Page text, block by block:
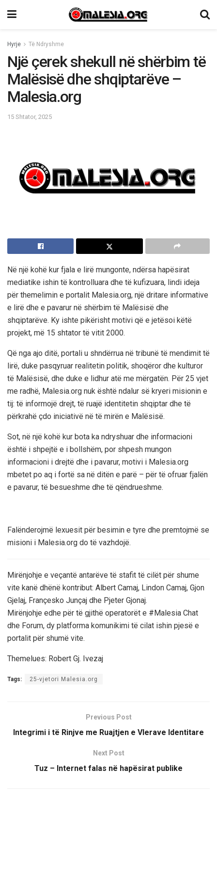
Hyrje Të Ndryshme
Një çerek shekull në shërbim të
Malësisë dhe shqiptarëve –
Malesia.org
15 Shtator, 2025
Në një kohë kur fjala e lirë mungonte, ndërsa hapësirat
mediatike ishin të kontrolluara dhe të kufizuara, lindi ideja
për themelimin e portalit Malesia.org, një dritare informative
e lirë dhe e pavarur në shërbim të Malësisë dhe
shqiptarëve. Ky ishte pikërisht motivi që e jetësoi këtë
projekt, më 15 shtator të vitit 2000.
Që nga ajo ditë, portali u shndërrua në tribunë të mendimit të
lirë, duke pasqyruar realitetin politik, shoqëror dhe kulturor
të Malësisë, dhe duke e lidhur atë me mërgatën. Për 25 vjet
me radhë, Malesia.org nuk është ndalur së kryeri misionin e
tij: të informojë drejt, të ruajë identitetin shqiptar dhe të
përkrahë çdo iniciativë në të mirën e Malësisë.
Sot, në një kohë kur bota ka ndryshuar dhe informacioni
është i shpejtë e i bollshëm, por shpesh mungon
informacioni i drejtë dhe i pavarur, motivi i Malesia.org
mbetet po aq i fortë sa në ditën e parë – për të ofruar fjalën
e pavarur, të besueshme dhe të qëndrueshme.
Falënderojmë lexuesit për besimin e tyre dhe premtojmë se
misioni i Malesia.org do të vazhdojë.
Mirënjohje e veçantë antarëve të stafit të cilët për shume
vite kanë dhënë kontribut: Albert Camaj, Lindon Camaj, Gjon
Gjelaj, Françesko Junçaj dhe Pjeter Gjonaj.
Mirënjohje edhe për të gjithë operatorët e #Malesia Chat
dhe Forum, dy platforma komunikimi të cilat ishin pjesë e
portalit për shumë vite.
Themelues: Robert Gj. Ivezaj
Tags: 25-vjetori Malesia.org
Previous Post
Integrimi i të Rinjve me Ruajtjen e Vlerave Identitare
Next Post
Tuz – Internet falas në hapësirat publike